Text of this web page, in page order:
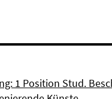
1 Position Stud.